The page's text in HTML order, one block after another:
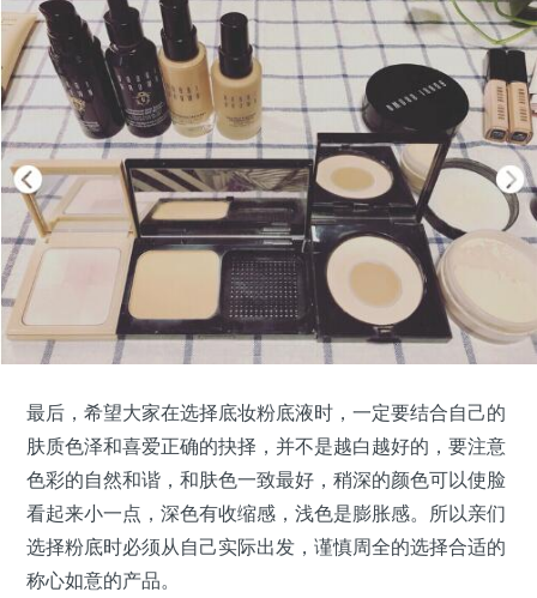
最后，希望大家在选择底妆粉底液时，一定要结合自己的
肤质色泽和喜爱正确的抉择，并不是越白越好的，要注意
色彩的自然和谐，和肤色一致最好，稍深的颜色可以使脸
看起来小一点，深色有收缩感，浅色是膨胀感。所以亲们
选择粉底时必须从自己实际出发，谨慎周全的选择合适的
称心如意的产品。